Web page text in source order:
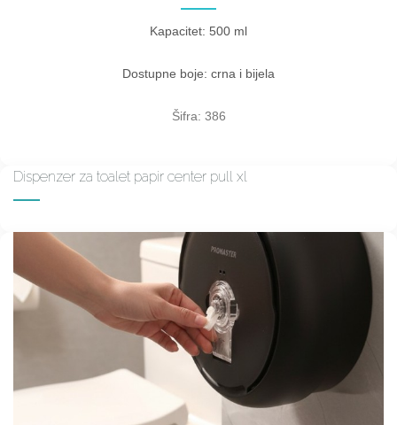
Kapacitet: 500 ml
Dostupne boje: crna i bijela
Šifra: 386
Dispenzer za toalet papir center pull xl